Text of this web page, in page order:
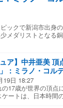
悠貴アナウンサー
言われたときはすご
ているのは聞いて
ターが出てくるの
さをすごく出せたシ
たと思って、来季は
舞台に戻ってメダ
思っているので、
。」
ィギュア選手のピ
という議論の傍らで
う声だ。 「りくり
手を信頼しきって
これはもう“実質的
式ともにパートナ
になるのではない
わからないもの。
築き上げた信頼関
それだけ彼らがフィ
フリー。 「亜美ちゃ
かには、小学校のと
部幸裕コーチ 「亜
技後は首を傾げた中
せました。この演技
日本フィギュ
の偉業を成し遂げま
・幸裕さんは、当
ころ指導 渡部泉コ
メダリスト、初め
幸裕コーチ 「(Q.本
ックで新潟市出身
メダリストとなる
ュア】中井亜美
：ミラノ・コル
19日 18:27
の17歳が世界の頂点
ケートは、日本時間